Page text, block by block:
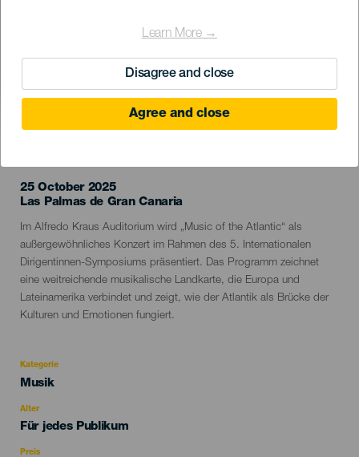
Learn More →
Disagree and close
Agree and close
25 October 2025
Localidad
Las Palmas de Gran Canaria
Descripción
del
evento
Im Alfredo Kraus Auditorium wird „Music of the Atlantic“ als
außergewöhnliches Konzert im Rahmen des 5. Internationalen
Dirigentinnen-Symposiums präsentiert. Das Programm zeichnet
eine weitreichende musikalische Landkarte, die Europa und
Lateinamerika verbindet und zeigt, wie der Atlantik als Brücke der
Kulturen und Emotionen fungiert.
Kategorie
Categoría
evento
Musik
Alter
Edad
Für jedes Publikum
Preis